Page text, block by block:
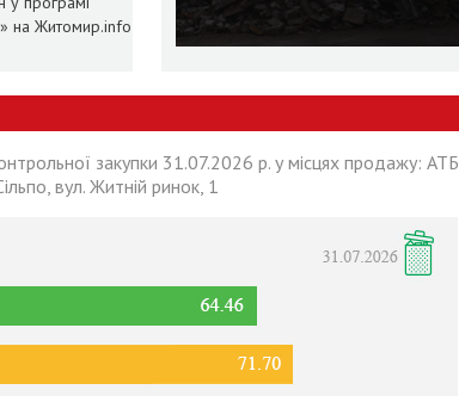
на Житомир.info
закупки 31.07.2026 р. у місцях продажу: АТБ,
вул. Житній ринок, 1